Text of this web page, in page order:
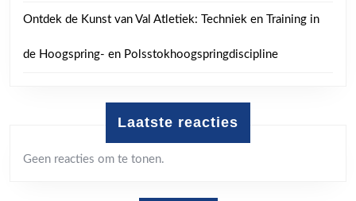
Ontdek de Kunst van Val Atletiek: Techniek en Training in
de Hoogspring- en Polsstokhoogspringdiscipline
Laatste reacties
Geen reacties om te tonen.